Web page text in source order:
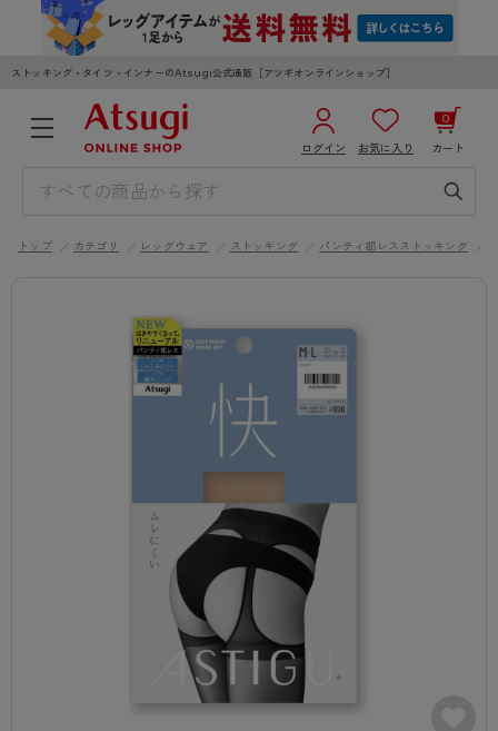
ストッキング・タイツ・インナーのAtsugi公式通販［アツギオンラインショップ］
ログイン お気に入り カート
0
3,980円以上のご購入で送料無料
MEN
カテゴリから探す
レッグウェア
- 無地ストッキング
- 柄ストッキング
- ノンワイヤーブラ
ライフスタイルウェア
レッグウエア
ソックス・靴下
クルー・レギュラー丈ソックス
スニーカー丈・くるぶし丈ソックス
ライフスタイルウェア
レッグウエア
ソックス・靴下
クルー・レギュラー丈ソックス
ノンワイヤーブラ
ブランドから探す
商品選びのお手伝い
トップ カテゴリ レッグウェア ストッキング パンティ部レスストッキング